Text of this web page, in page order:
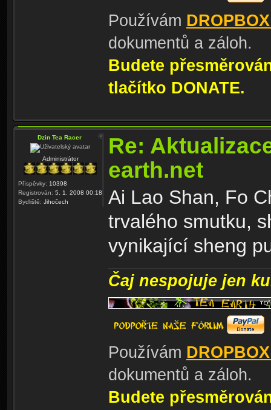
Používám
dokumentů a záloh.
Budete
tlačítko DONATE.
Dzin Tea Racer
Administrátor
Příspěvky: 10398
Registrován: 5. 1. 2008 00:18
Bydliště: Jihočech
Re:
earth.net
Ai Lao Shan, Fo
trvalého smutku,
vynikající sheng
Čaj nespojuje jen
Používám
dokumentů a záloh.
Budete